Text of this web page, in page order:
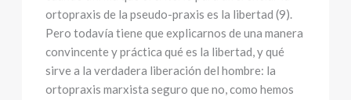
ortopraxis de la pseudo-praxis es la libertad (9).
Pero todavía tiene que explicarnos de una manera
convincente y práctica qué es la libertad, y qué
sirve a la verdadera liberación del hombre: la
ortopraxis marxista seguro que no, como hemos